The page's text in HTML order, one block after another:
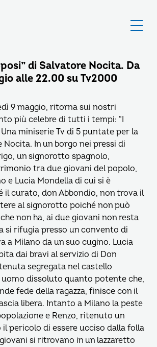
di Salvatore Nocita. Da
alle 22.00 su Tv2000
9 maggio, ritorna sui nostri
più celebre di tutti i tempi: “I
Una miniserie Tv di 5 puntate per la
Nocita. In un borgo nei pressi di
un signorotto spagnolo,
tra due giovani del popolo,
e Lucia Mondella di cui si è
il curato, don Abbondio, non trova il
al signorotto poiché non può
non ha, ai due giovani non resta
si rifugia presso un convento di
a Milano da un suo cugino. Lucia
dai bravi al servizio di Don
segregata nel castello
uomo dissoluto quanto potente che,
fede della ragazza, finisce con il
libera. Intanto a Milano la peste
e Renzo, ritenuto un
pericolo di essere ucciso dalla folla
si ritrovano in un lazzaretto